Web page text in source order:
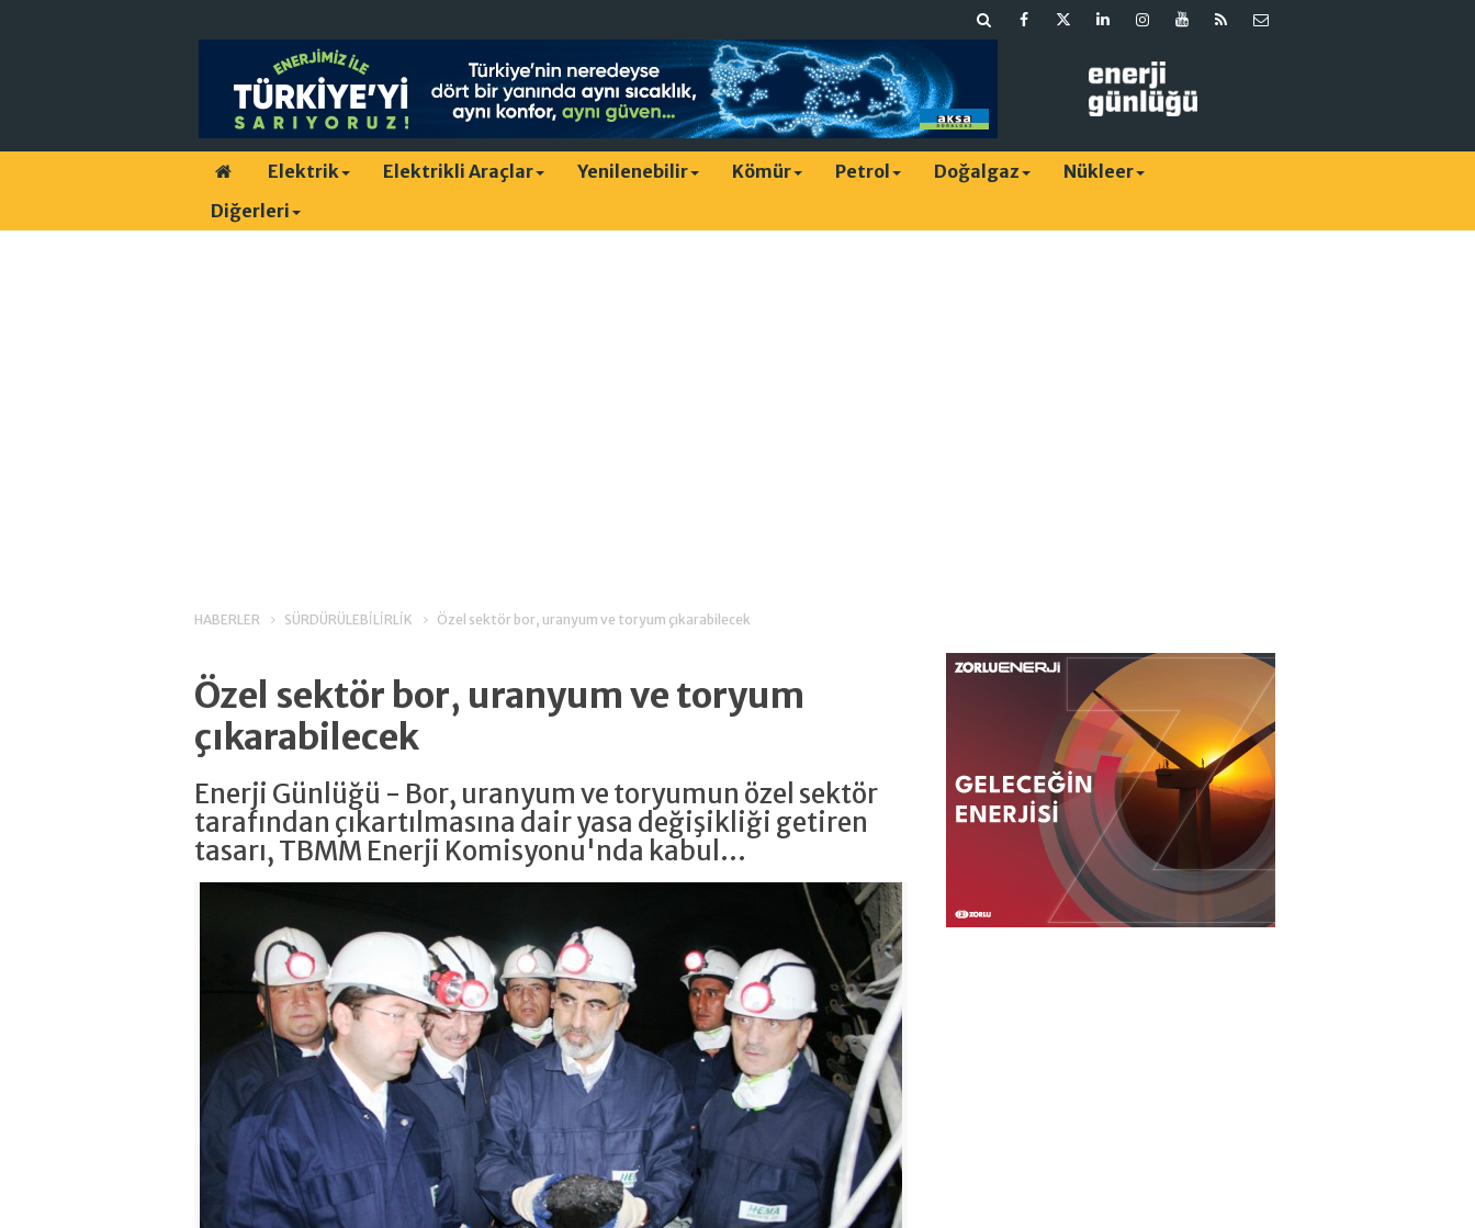
Elektrik Elektrikli Araçlar Yenilenebilir Kömür Petrol Doğalgaz
Nükleer
Diğerleri
HABERLER SÜRDÜRÜLEBİLİRLİK Özel sektör bor, uranyum ve toryum çıkarabilecek
Özel sektör bor, uranyum ve toryum
çıkarabilecek
Enerji Günlüğü - Bor, uranyum ve toryumun özel sektör
tarafından çıkartılmasına dair yasa değişikliği getiren
tasarı, TBMM Enerji Komisyonu'nda kabul...